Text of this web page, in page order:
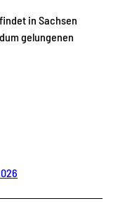
in Sachsen
gelungenen